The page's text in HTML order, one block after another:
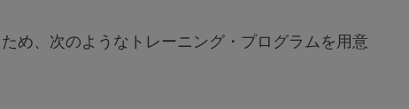
め、次のようなトレーニング・プログラムを用意